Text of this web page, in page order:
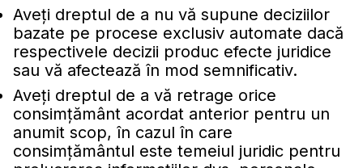
Aveţi dreptul de a nu vă supune deciziilor
bazate pe procese exclusiv automate dacă
respectivele decizii produc efecte juridice
sau vă afectează în mod semnificativ.
Aveţi dreptul de a vă retrage orice
consimţământ acordat anterior pentru un
anumit scop, în cazul în care
consimţământul este temeiul juridic pentru